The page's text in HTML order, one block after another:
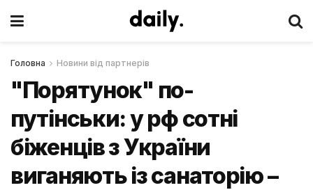
Головна Новини від партнерів
"Порятунок" по-
путінськи: у рф сотні
біженців з України
виганяють із санаторію –